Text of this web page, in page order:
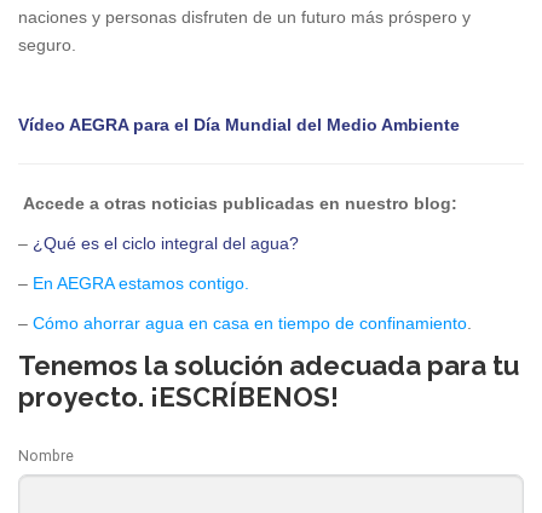
naciones y personas disfruten de un futuro más próspero y
seguro.
Vídeo AEGRA para el Día Mundial del Medio Ambiente
Accede a otras noticias publicadas en nuestro blog:
– ¿Qué es el ciclo integral del agua?
– En AEGRA estamos contigo.
– Cómo ahorrar agua en casa en tiempo de confinamiento
Tenemos la solución adecuada para tu
proyecto. ¡ESCRÍBENOS!
Nombre